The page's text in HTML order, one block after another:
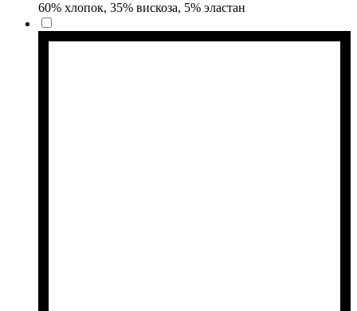
60% хлопок, 35% вискоза, 5% эластан